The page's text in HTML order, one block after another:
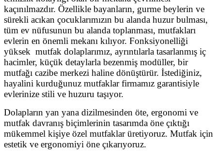
kaçınılmazdır. Özellikle bayanların, gurme beylerin ve
sürekli acıkan çocuklarımızın bu alanda huzur bulması,
tüm ev nüfusunun bu alanda toplanması, mutfakları
evlerin en önemli mekanı kılıyor. Fonksiyonelliği
yüksek mutfak dolaplarımız, ayrıntılarla tasarlanmış iç
hacimler, küçük detaylarla bezenmiş modüller, bir
mutfağı cazibe merkezi haline dönüştürür. İstediğiniz,
hayalini kurduğunuz mutfaklar firmamız garantisiyle
evlerinize stili ve huzuru taşıyor.
Dolapların yan yana dizilmesinden öte, ergonomi ve
mutfak davranış biçimlerinin tasarımda öne çıktığı
mükemmel kişiye özel mutfaklar üretiyoruz. Mutfak için
estetik ve ergonomiyi öne çıkarıyoruz.